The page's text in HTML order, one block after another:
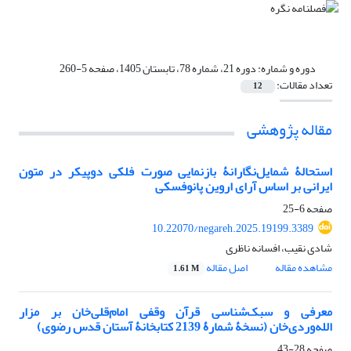
دوره و شماره:دوره 21، شماره 78، تابستان 1405، صفحه 5-260
تعداد مقالات: 12
مقاله پژوهشی
استحالۀ شمایل‌نگارانۀ بازنمایی صورت فلکی دوپیکر در متون
ایرانی بر اساس آرای اروین پانوفسکی
صفحه6-25
10.22070/negareh.2025.19199.3389
شادی نقیب، افسانه ناظری
مشاهده مقاله
اصل مقاله 1.61 M
معرفی و سبک‌شناسی قرآن وقفی امام‌قلی‌خان بر مزار
الله‌وردی‌خان (نسخۀ شمارۀ 2139 کتابخانۀ آستان قدس رضوی)